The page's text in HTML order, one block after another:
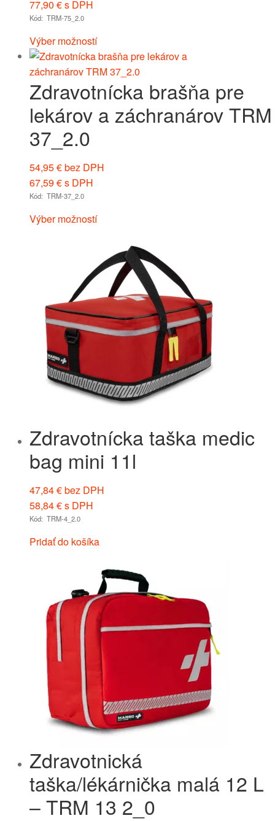
77,90 €s DPH
Kód: TRM-75_2.0
Výber možností
Zdravotnícka brašňa pre
lekárov a záchranárov TRM
37_2.0
54,95€bez DPH
67,59€s DPH
Kód: TRM-37_2.0
Výber možností
Zdravotnícka taška medic
bag mini 11l
47,84€bez DPH
58,84€s DPH
Kód: TRM-4_2.0
Pridať do košíka
Zdravotnická
taška/lékárnička malá 12 L
– TRM 13 2_0